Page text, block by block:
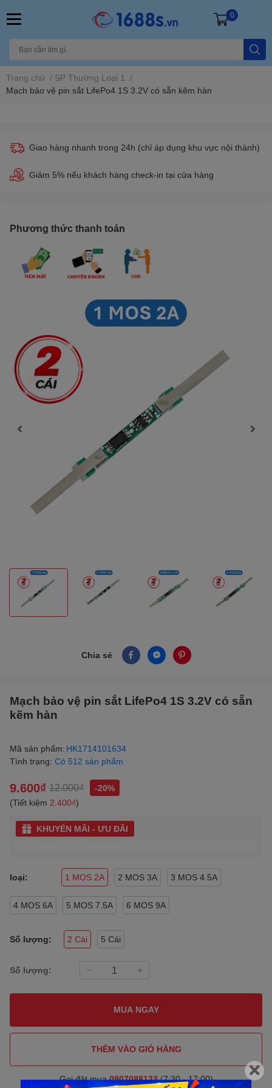
0
Trang chủ / SP Thường Loại 1
/
Mạch bảo vệ pin sắt LifePo4 1S 3.2V có sẵn kẽm hàn
Giao hàng nhanh trong 24h (chỉ áp dụng khu vực nội thành)
Giảm 5% nếu khách hàng check-in tại cửa hàng
Phương thức thanh toán
Chia sẻ
Mạch bảo vệ pin sắt LifePo4 1S 3.2V có sẵn
kẽm hàn
Mã sản phẩm: HK1714101634
Tình trạng: Có 512 sản phẩm
9.600₫ 12.000₫
-20%
(Tiết kiệm 2.400₫)
KHUYẾN MÃI - ƯU ĐÃI
loại: 1 MOS 2A 2 MOS 3A 3 MOS 4.5A
4 MOS 6A 5 MOS 7.5A 6 MOS 9A
Số lượng: 2 Cái 5 Cái
Số lượng:
MUA NGAY
THÊM VÀO GIỎ HÀNG
Gọi đặt mua0907088123(7:30 - 17:00)